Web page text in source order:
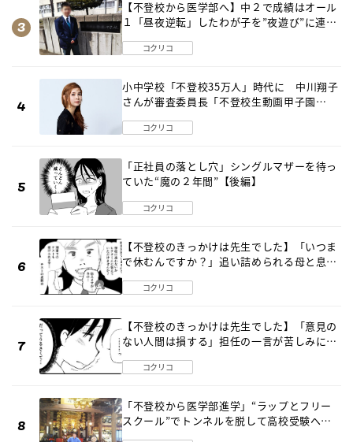
【不登校から医学部へ】中２で成績はオール
１「昼夜逆転」したわが子を”夜遊び”に連れ
コクリコ
小中学校「不登校35万人」時代に 中川翔子
さんが審査委員長「不登校生動画甲子園
コクリコ
「正社員の落とし穴」シングルマザーを待っ
ていた“魔の２年間”【後編】
コクリコ
【不登校のきっかけは先生でした】「いつま
で休むんですか？」追い詰められる母と息子
コクリコ
【不登校のきっかけは先生でした】「意見の
ない人間は損する」担任の一言が苦しみに…
コクリコ
「不登校から医学部進学」“ラップとフリー
スクール”でトンネルを脱して高校受験へ